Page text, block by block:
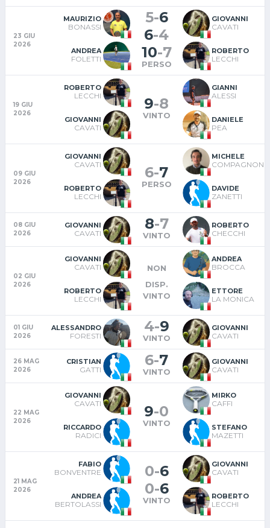
23 GIU
2026
MAURIZIO
BONASSI
ANDREA
FOLETTI
5-6
6-4
10-7
PERSO
GIOVANNI
CAVATI
ROBERTO
LECCHI
19 GIU
2026
ROBERTO
LECCHI
GIOVANNI
CAVATI
9-8
VINTO
GIANNI
ALESSI
DANIELE
PEA
09 GIU
2026
GIOVANNI
CAVATI
ROBERTO
LECCHI
6-7
PERSO
MICHELE
COMPAGNONI
DAVIDE
ZANETTI
08 GIU
2026
GIOVANNI
CAVATI
8-7
VINTO
ROBERTO
CHECCHI
02 GIU
2026
GIOVANNI
CAVATI
ROBERTO
LECCHI
NON
DISP.
VINTO
ANDREA
BROCCA
ETTORE
LA MONICA
01 GIU
2026
ALESSANDRO
FORESTI
4-9
VINTO
GIOVANNI
CAVATI
26 MAG
2026
CRISTIAN
GATTI
6-7
VINTO
GIOVANNI
CAVATI
22 MAG
2026
GIOVANNI
CAVATI
RICCARDO
RADICI
9-0
VINTO
MIRKO
CAFFI
STEFANO
MAZETTI
21 MAG
2026
FABIO
BONVENTRE
ANDREA
BERTOLASSI
0-6
0-6
VINTO
GIOVANNI
CAVATI
ROBERTO
LECCHI